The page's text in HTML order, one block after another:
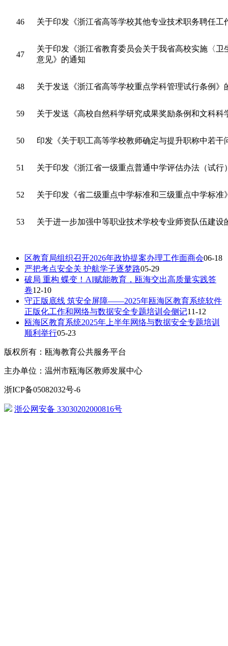
46 关于印发《浙江省高等学校其他专业技术职务聘任工
47
关于印发《浙江省教育委员会关于我省高校实施〈
意见》的通知
48 关于发送《浙江省高等学校重点学科管理试行条例》
59 关于发送《高校自然科学研究成果奖励条例和文科科
50 印发《关于职工高等学校教师确定与提升职称中若干
51 关于印发《浙江省一级重点普通中学评估办法（试行
52 关于印发《省二级重点中学标准和三级重点中学标准
53 关于进一步加强中等职业技术学校专业师资队伍建设
区教育局组织召开2026年政协提案办理工作面商会06-18
严把考点安全关 护航学子逐梦路05-29
破局 重构 蝶变！AI赋能教育，瓯海交出高质量实践答
卷12-10
守正版底线 筑安全屏障——2025年瓯海区教育系统软件
正版化工作和网络与数据安全专题培训会侧记11-12
瓯海区教育系统2025年上半年网络与数据安全专题培训
顺利举行05-23
版权所有：瓯海教育公共服务平台
主办单位：温州市瓯海区教师发展中心
浙ICP备05082032号-6
浙公网安备 33030202000816号